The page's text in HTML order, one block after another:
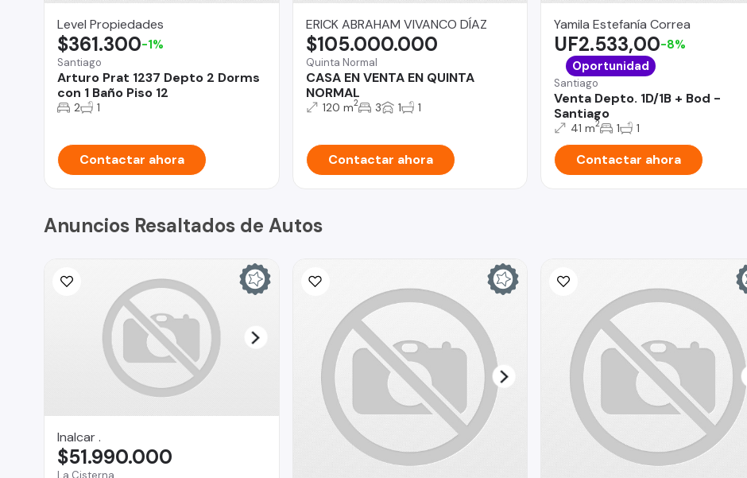
Level Propiedades
Santiago
Arturo Prat 1237 Depto 2 Dorms
con 1 Baño Piso 12
$361.300-1%
2 1
Contactar ahora
ERICK ABRAHAM VIVANCO DÍAZ
Quinta Normal
CASA EN VENTA EN QUINTA
NORMAL
$105.000.000
120 m2 3 1 1
Contactar ahora
Yamila Estefanía Correa
Santiago
Venta Depto. 1D/1B + Bod -
Santiago
UF2.533,00-8%
Oportunidad
41 m2 1 1
Contactar ahora
Anuncios Resaltados de Autos
Inalcar .
La Cisterna
$51.990.000